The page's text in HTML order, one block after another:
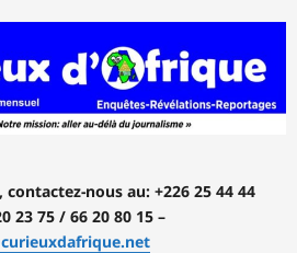
nous au: +226 25 44 44
23 75 / 66 20 80 15 –